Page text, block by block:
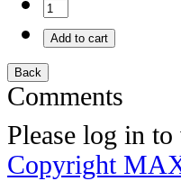
Comments
Please log in
Copyright